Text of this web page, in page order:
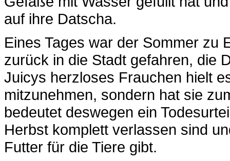
auf ihre Datscha.
Eines Tages war der Sommer zu
zurück in die Stadt gefahren, die
Juicys herzloses Frauchen hielt
mitzunehmen, sondern hat sie
bedeutet deswegen ein
Herbst komplett verlassen sind
Futter für die Tiere gibt.